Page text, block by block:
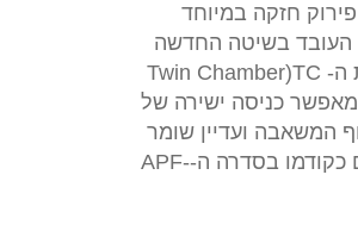
חזקה במיוחד
העובד בשיטה החדשה
על פי פטנט סדרת ה- TC(Twin Chamber
כניסה ישירה של
המשאבה ועדיין שומר
על מימדיו הקטנים כקודמו בסדרה ה-APF-